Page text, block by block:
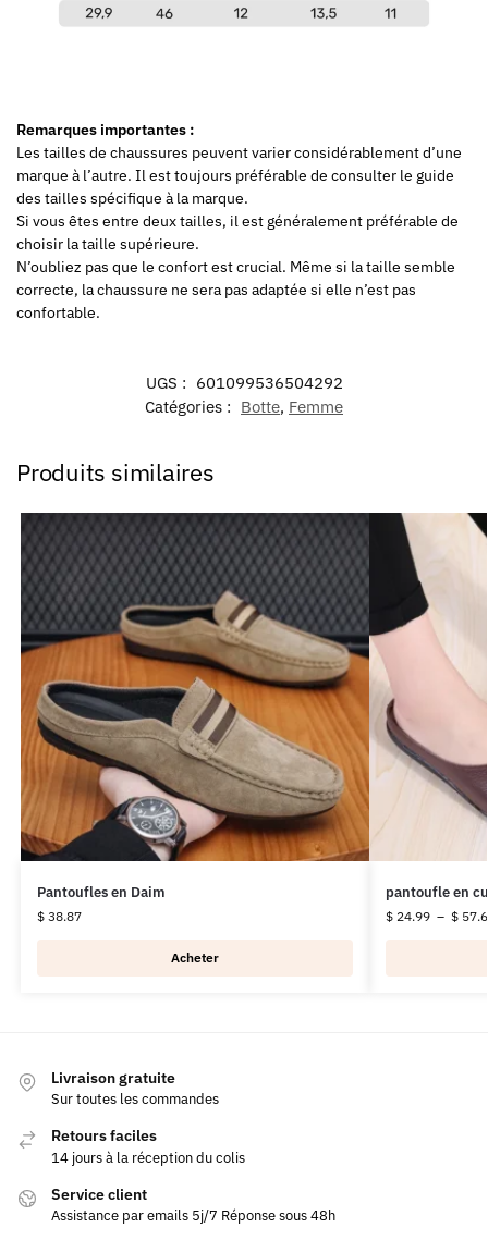
Remarques importantes :
Les tailles de chaussures peuvent varier considérablement d’une
marque à l’autre. Il est toujours préférable de consulter le guide
des tailles spécifique à la marque.
Si vous êtes entre deux tailles, il est généralement préférable de
choisir la taille supérieure.
N’oubliez pas que le confort est crucial. Même si la taille semble
correcte, la chaussure ne sera pas adaptée si elle n’est pas
confortable.
UGS : 601099536504292
Catégories : Botte, Femme
Produits similaires
Pantoufles en Daim
$38.87
Acheter
pantoufle en
$24.99 – $
Livraison gratuite
Sur toutes les commandes
Retours faciles
14 jours à la réception du colis
Service client
Assistance par emails 5j/7 Réponse sous 48h